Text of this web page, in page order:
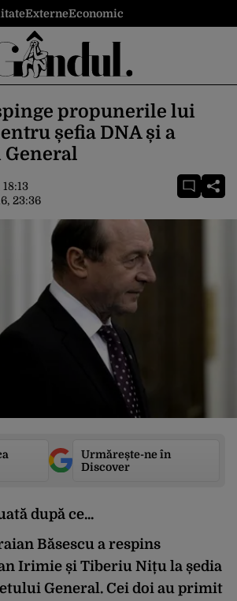
ExterneEconomic
propunerile lui
șefia DNA și a
18:13
23:36
Urmărește-ne în
Discover
după ce...
Băsescu a respins
Irimie și Tiberiu Nițu la ședia
General. Cei doi au primit